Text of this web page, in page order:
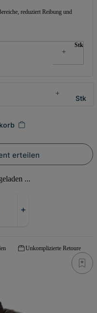
reduziert Reibung und
Stk
Stk
erteilen
...
Unkomplizierte Retoure